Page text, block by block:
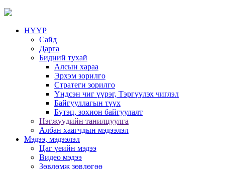
НҮҮР
Сайд
Дарга
Бидний тухай
Алсын хараа
Эрхэм зорилго
Стратеги зорилго
Үндсэн чиг үүрэг, Тэргүүлэх чиглэл
Байгууллагын түүх
Бүтэц, зохион байгуулалт
Нэгжүүдийн танилцуулга
Албан хаагчдын мэдээлэл
Мэдээ, мэдээлэл
Цаг үеийн мэдээ
Видео мэдээ
Зөвлөмж зөвлөгөө